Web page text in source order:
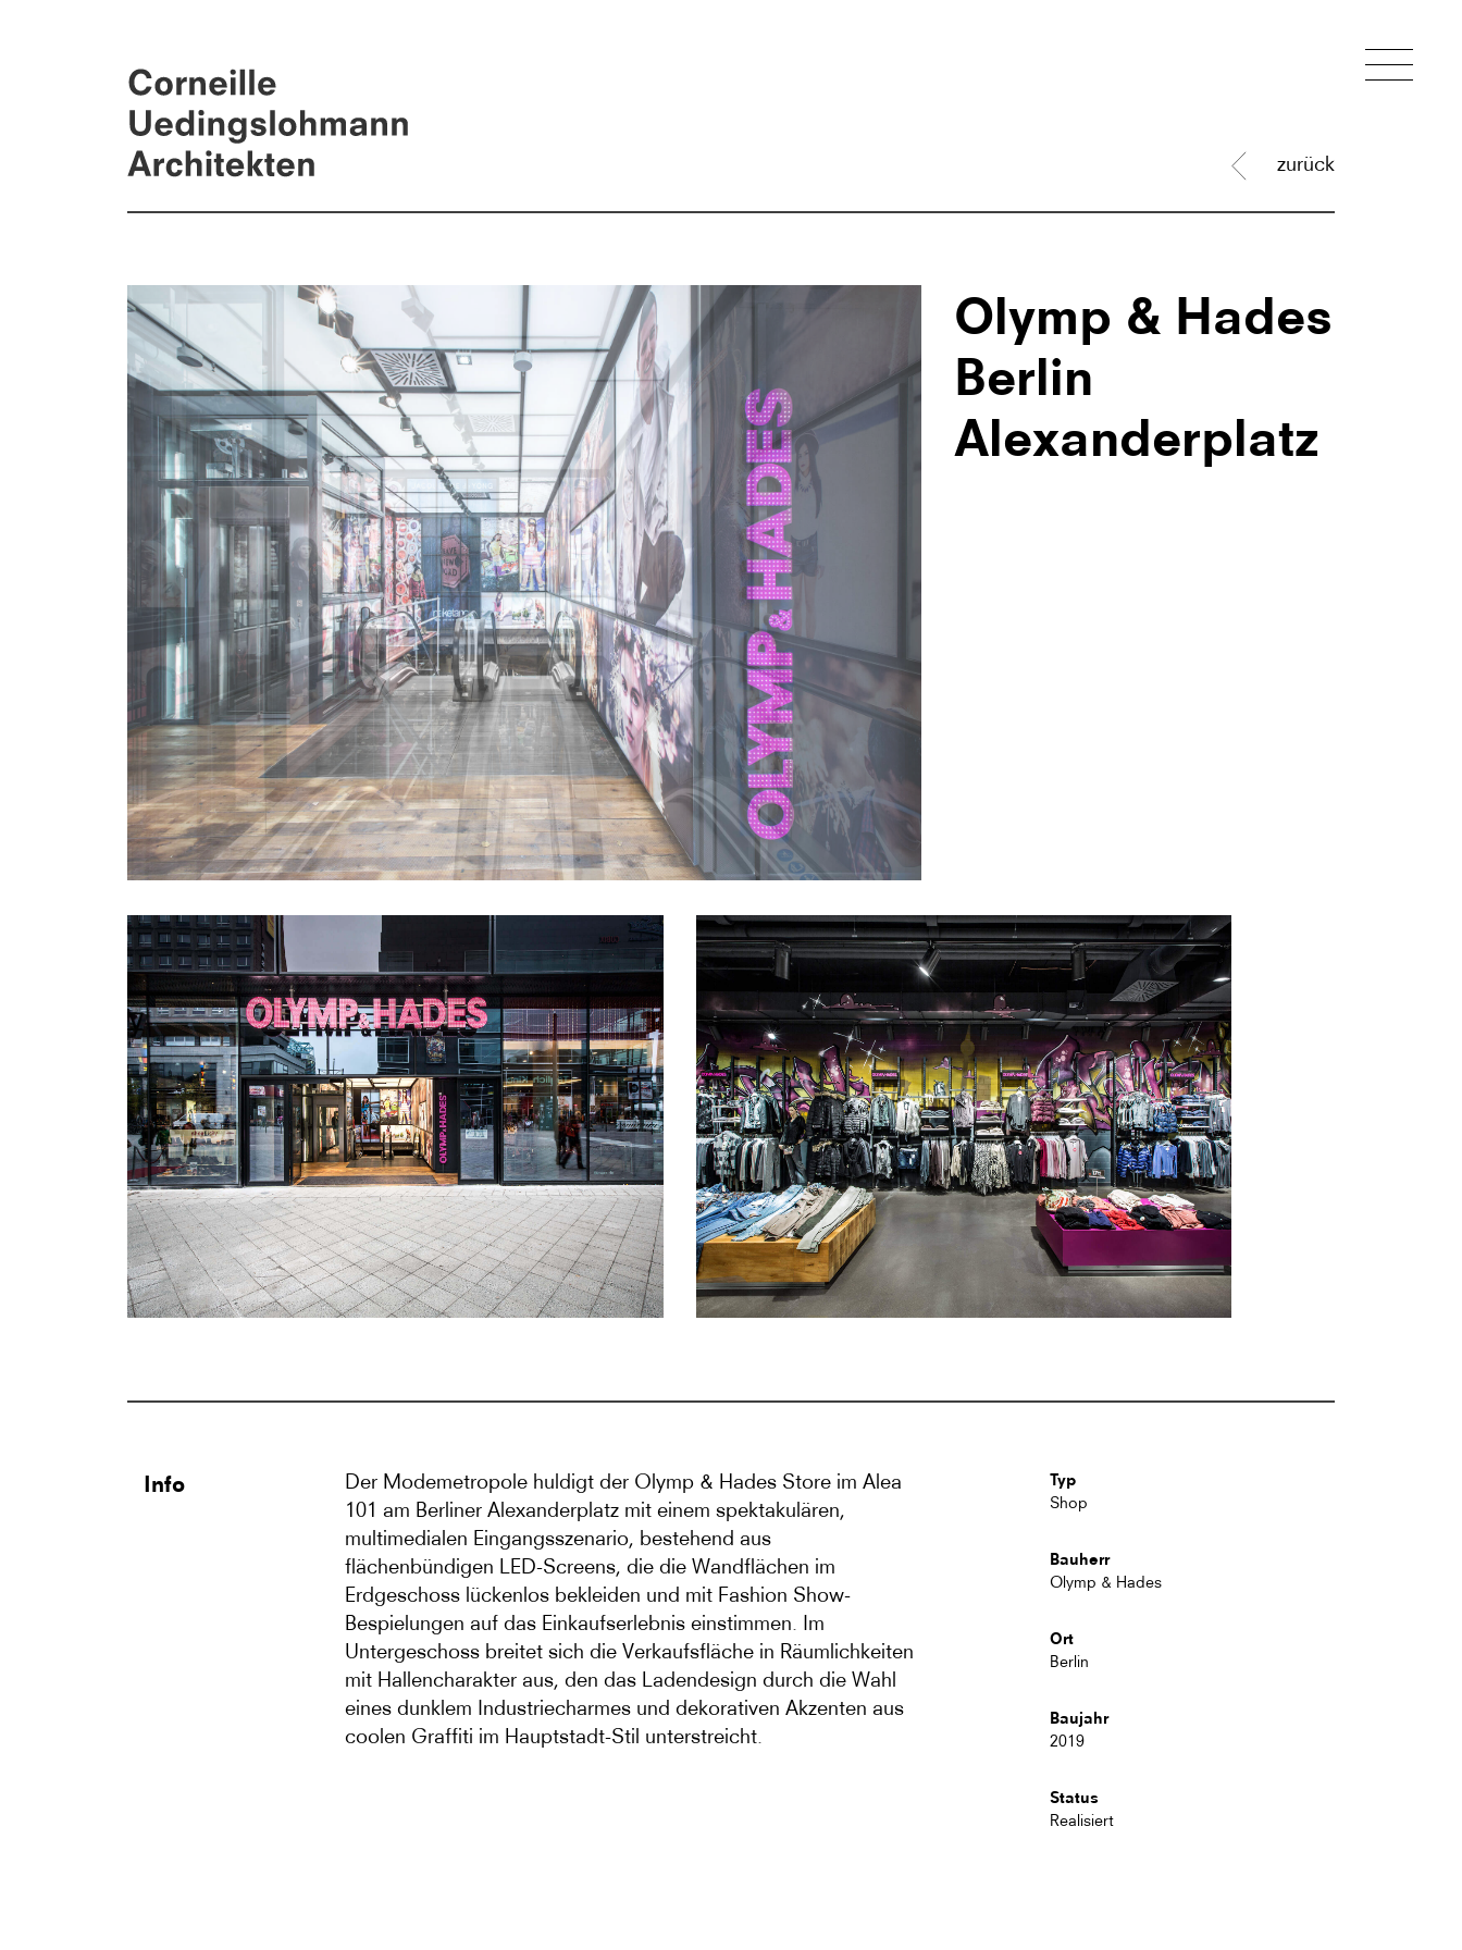
zurück
Olymp & Hades
Berlin
Alexanderplatz
Info
Der Modemetropole huldigt der Olymp & Hades Store im Alea
101 am Berliner Alexanderplatz mit einem spektakulären,
multimedialen Eingangsszenario, bestehend aus
flächenbündigen LED-Screens, die die Wandflächen im
Erdgeschoss lückenlos bekleiden und mit Fashion Show-
Bespielungen auf das Einkaufserlebnis einstimmen. Im
Untergeschoss breitet sich die Verkaufsfläche in Räumlichkeiten
mit Hallencharakter aus, den das Ladendesign durch die Wahl
eines dunklem Industriecharmes und dekorativen Akzenten aus
coolen Graffiti im Hauptstadt-Stil unterstreicht.
Typ
Shop
Bauherr
Olymp & Hades
Ort
Berlin
Baujahr
2019
Status
Realisiert